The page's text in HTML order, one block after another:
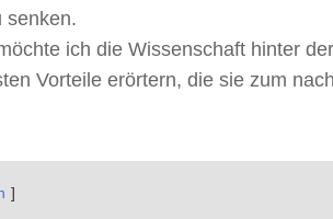
senken.
ich die Wissenschaft hinter
Vorteile erörtern, die sie zum